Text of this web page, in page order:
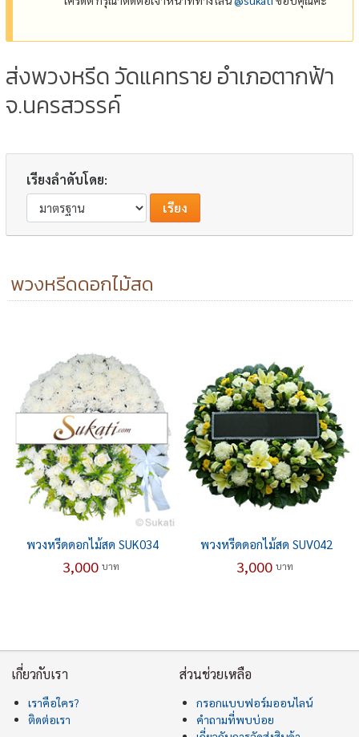
ส่งพวงหรีด วัดแคทราย อำเภอตากฟ้า
จ.นครสวรรค์
เรียงลำดับโดย:
พวงหรีดดอกไม้สด
พวงหรีดดอกไม้สด SUK034
3,000 บาท
พวงหรีดดอกไม้สด SUV042
3,000 บาท
เกี่ยวกับเรา
เราคือใคร?
ติดต่อเรา
ส่วนช่วยเหลือ
กรอกแบบฟอร์มออนไลน์
คำถามที่พบบ่อย